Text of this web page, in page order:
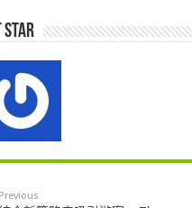
star
Previous